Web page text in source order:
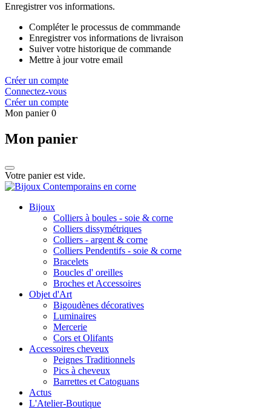
Enregistrer vos informations.
Compléter le processus de commmande
Enregistrer vos informations de livraison
Suiver votre historique de commande
Mettre à jour votre email
Créer un compte
Connectez-vous
Créer un compte
Mon panier 0
Mon panier
Votre panier est vide.
Bijoux
Colliers à boules - soie & corne
Colliers dissymétriques
Colliers - argent & corne
Colliers Pendentifs - soie & corne
Bracelets
Boucles d' oreilles
Broches et Accessoires
Objet d'Art
Bigoudènes décoratives
Luminaires
Mercerie
Cors et Olifants
Accessoires cheveux
Peignes Traditionnels
Pics à cheveux
Barrettes et Catoguans
Actus
L'Atelier-Boutique